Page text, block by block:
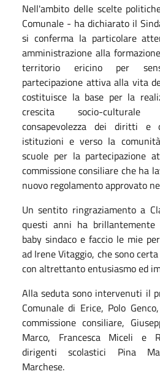
Nell'ambito delle scelte
Comunale - ha dichiarato il
si conferma la particolare
amministrazione alla
territorio ericino per
partecipazione attiva alla vita
costituisce la base per la
crescita socio-
consapevolezza dei diritti
istituzioni e verso la
scuole per la partecipazione
commissione consiliare che ha
nuovo regolamento approvato
Un sentito ringraziamento a
questi anni ha brillantemente
baby sindaco e faccio le mie
ad Irene Vitaggio, che sono
con altrettanto entusiasmo ed
Alla seduta sono intervenuti il
Comunale di Erice, Polo
commissione consiliare,
Marco, Francesca Miceli e
dirigenti scolastici Pina
Marchese.